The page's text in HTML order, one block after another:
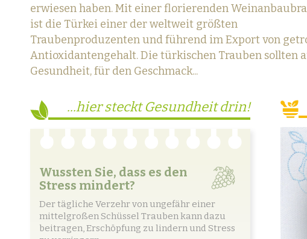
erwiesen haben. Mit einer florierenden
ist die Türkei einer der weltweit größten
Traubenproduzenten und führend im Export von
Antioxidantengehalt. Die türkischen Trauben sollten
Gesundheit, für den Geschmack...
...hier steckt Gesundheit drin!
Wussten Sie, dass es den
Stress mindert?
Der tägliche Verzehr von ungefähr einer
mittelgroßen Schüssel Trauben kann dazu
beitragen, Erschöpfung zu lindern und Stress